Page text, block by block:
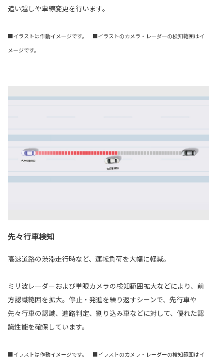
追い越しや車線変更を行います。
■イラストは作動イメージです。 ■イラストのカメラ・レーダーの検知範囲はイ
メージです。
先々行車検知
高速道路の渋滞走行時など、運転負荷を大幅に軽減。
ミリ波レーダーおよび単眼カメラの検知範囲拡大などにより、前
方認識範囲を拡大。停止・発進を繰り返すシーンで、先行車や
先々行車の認識、進路判定、割り込み車などに対して、優れた認
識性能を確保しています。
■イラストは作動イメージです。 ■イラストのカメラ・レーダーの検知範囲はイ